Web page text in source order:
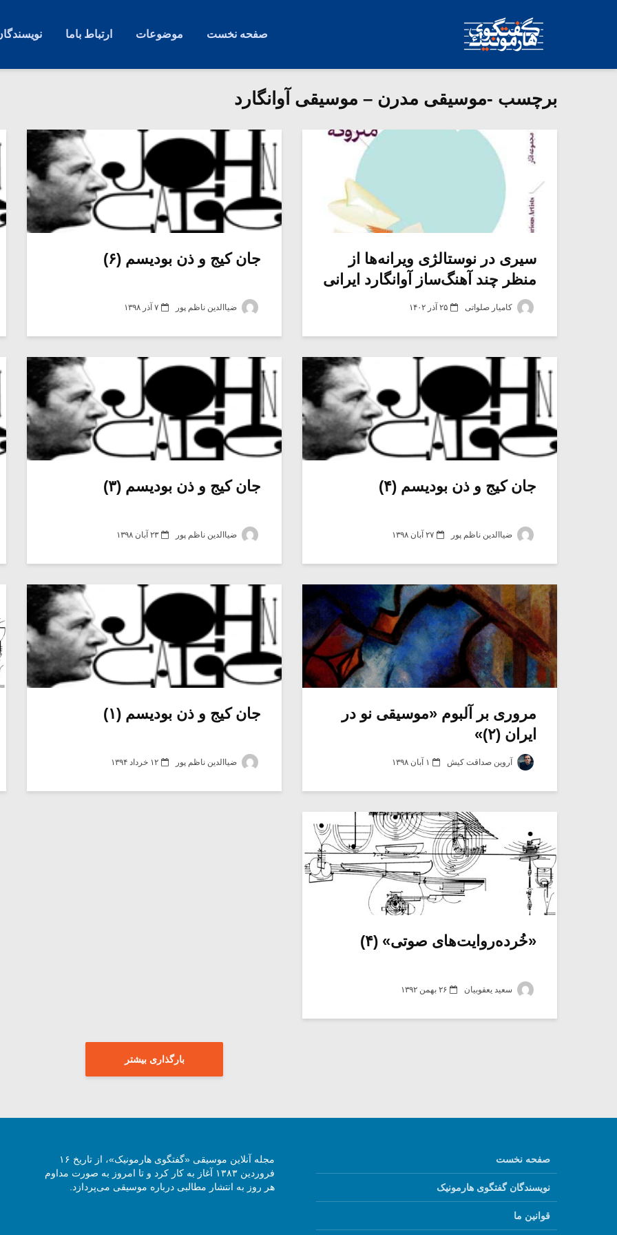
صفحه نخست موضوعات ارتباط باما
برچسب -موسیقی مدرن – موسیقی آوانگارد
سیری در نوستالژی ویرانه‌ها از
منظر چند آهنگ‌ساز آوانگارد ایرانی
کامیار صلواتی ۲۵ آذر ۱۴۰۲
جان کیج و ذن بودیسم (۶)
ضیاالدین ناظم پور ۷ آذر ۱۳۹۸
جان کیج و ذن بودیسم (۴)
ضیاالدین ناظم پور ۲۷ آبان ۱۳۹۸
جان کیج و ذن بودیسم (۳)
ضیاالدین ناظم پور ۲۳ آبان ۱۳۹۸
مروری بر آلبوم «موسیقی نو در
ایران (۲)»
آروین صداقت کیش ۱ آبان ۱۳۹۸
جان کیج و ذن بودیسم (۱)
ضیاالدین ناظم پور ۱۲ خرداد ۱۳۹۴
«خُرده‌روایت‌های صوتی» (۴)
سعید یعقوبیان ۲۶ بهمن ۱۳۹۲
بارگذاری بیشتر
صفحه نخست
نویسندگان گفتگوی هارمونیک
قوانین ما
مجله آنلاین موسیقی «گفتگوی هارمونیک»، از تاریخ ۱۶
فروردین ۱۳۸۳ آغاز به کار کرد و تا امروز به صورت مداوم
هر روز به انتشار مطالبی درباره موسیقی می‌پردازد.